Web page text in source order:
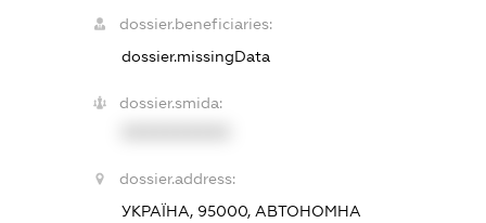
dossier.beneficiaries:
dossier.missingData
dossier.smida:
dossier.address:
УКРАЇНА, 95000, АВТОНОМНА